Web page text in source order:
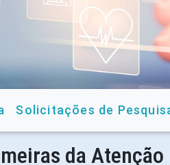
Solicitações de
da